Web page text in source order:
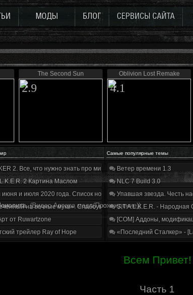
МОДЫ БЛОГ СЕРВИСЫ САЙТА
The Second Sun
2.9
Oblivion Lost Remake
4.1
Самые популярные темы
2. Все, что нужно знать про мир, геймплей и сюжет | Разбор
2 Картина Маслом
июня и июля 2020 года. Список нововведений
на вечные муки». Слабоумие и отвага
от Ruwartzone
трейлер Ray of Hope
Ветер времени 1.3
NLC 7 Build 3.0
Упавшая звезда. Честь
S.T.A.L.K.E.R. -
[COM] Аддоны,
«Последний Сталкер» -
(Видео Автора мода(Прохождение))
Всем Привет!
Часть 1